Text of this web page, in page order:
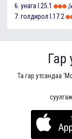
6. унага I.25.1
7. голдирол I.17.2
Гар
Та гар утсандаа